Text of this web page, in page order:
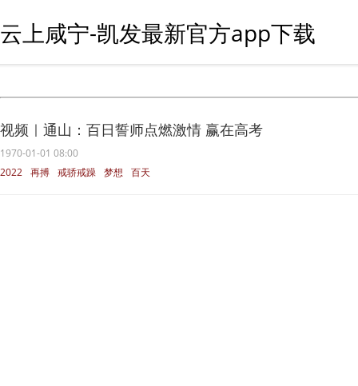
云上咸宁-凯发最新官方app下载
视频｜通山：百日誓师点燃激情 赢在高考
1970-01-01 08:00
2022 再搏 戒骄戒躁 梦想 百天